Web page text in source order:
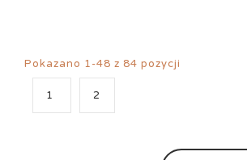
Pokazano 1-48 z 84 pozycji
1 2